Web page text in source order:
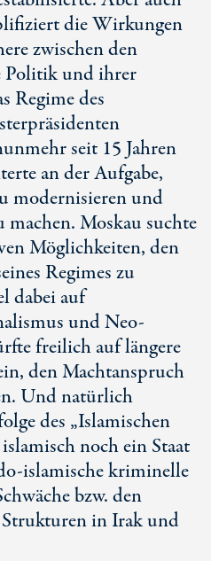
die Wirkungen
zwischen den
Politik und ihrer
Regime des
seit 15 Jahren
an der Aufgabe,
modernisieren und
Moskau suchte
Möglichkeiten, den
Regimes zu
dabei auf
und Neo-
freilich auf längere
den Machtanspruch
Und natürlich
des „Islamischen
noch ein Staat
islamische kriminelle
bzw. den
in Irak und